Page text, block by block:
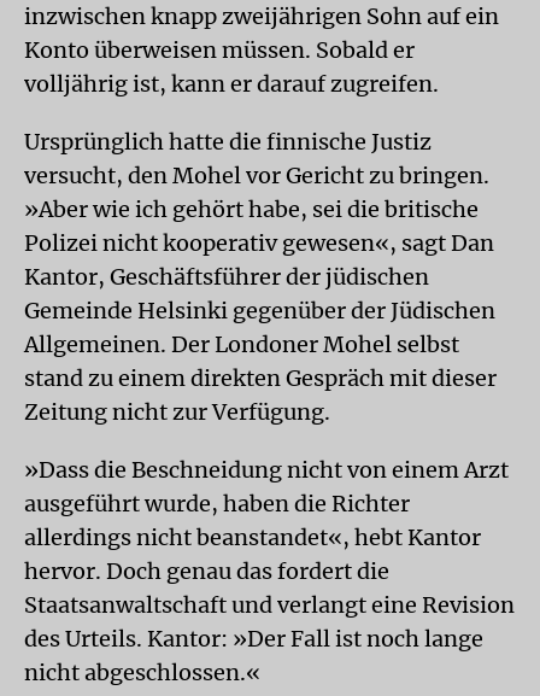
inzwischen knapp zweijährigen Sohn auf ein
Konto überweisen müssen. Sobald er
volljährig ist, kann er darauf zugreifen.
Ursprünglich hatte die finnische Justiz
versucht, den Mohel vor Gericht zu bringen.
»Aber wie ich gehört habe, sei die britische
Polizei nicht kooperativ gewesen«, sagt Dan
Kantor, Geschäftsführer der jüdischen
Gemeinde Helsinki gegenüber der Jüdischen
Allgemeinen. Der Londoner Mohel selbst
stand zu einem direkten Gespräch mit dieser
Zeitung nicht zur Verfügung.
»Dass die Beschneidung nicht von einem Arzt
ausgeführt wurde, haben die Richter
allerdings nicht beanstandet«, hebt Kantor
hervor. Doch genau das fordert die
Staatsanwaltschaft und verlangt eine Revision
des Urteils. Kantor: »Der Fall ist noch lange
nicht abgeschlossen.«